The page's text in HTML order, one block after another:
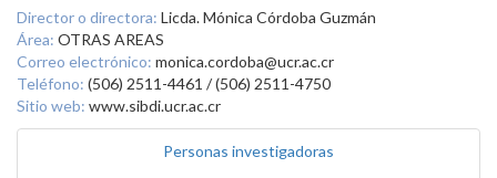
Director o directora: Licda. Mónica Córdoba Guzmán
Área: OTRAS AREAS
Correo electrónico: monica.cordoba@ucr.ac.cr
Teléfono: (506) 2511-4461 / (506) 2511-4750
Sitio web: www.sibdi.ucr.ac.cr
Personas investigadoras